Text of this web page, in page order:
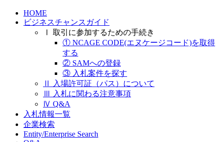
HOME
ビジネスチャンスガイド
Ⅰ 取引に参加するための手続き
① NCAGE CODE(エヌケージコード)を取得
する
② SAMへの登録
③ 入札案件を探す
Ⅱ 入場許可証（パス）について
Ⅲ 入札に関わる注意事項
Ⅳ Q&A
入札情報一覧
企業検索
Entity/Enterprise Search